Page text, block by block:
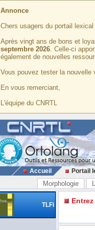
Annonce
Chers usagers du portail lexical
Après vingt ans de bons et
septembre 2026. Celle-ci
également de nouvelles
Vous pouvez tester la nouvelle
En vous remerciant,
L'équipe du CNRTL
Accueil Portail
Morphologie
TLFi